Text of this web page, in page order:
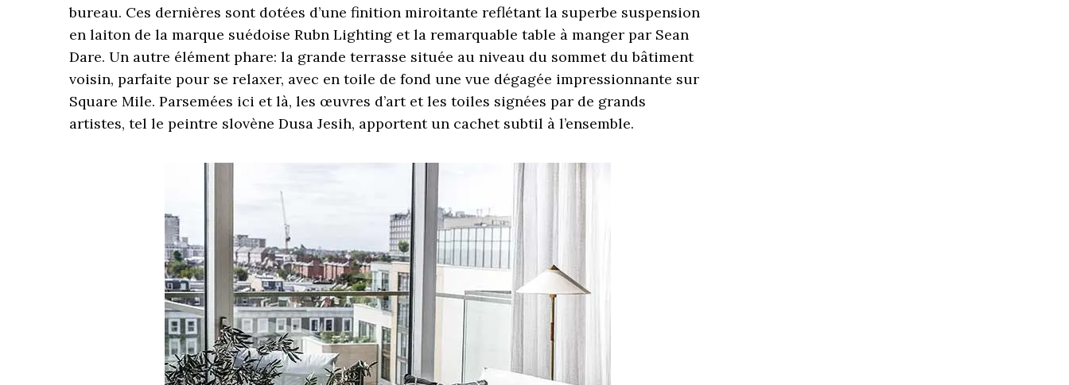
bureau. Ces dernières sont dotées d’une finition miroitante reflétant la superbe suspension
en laiton de la marque suédoise Rubn Lighting et la remarquable table à manger par Sean
Dare. Un autre élément phare: la grande terrasse située au niveau du sommet du bâtiment
voisin, parfaite pour se relaxer, avec en toile de fond une vue dégagée impressionnante sur
Square Mile. Parsemées ici et là, les œuvres d’art et les toiles signées par de grands
artistes, tel le peintre slovène Dusa Jesih, apportent un cachet subtil à l’ensemble.